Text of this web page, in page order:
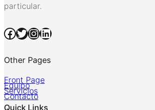
particular.
Facebook Twitter InstagramLinkedIn
Other Pages
Front Page
Equipo
Servicios
Contacto
Quick Links